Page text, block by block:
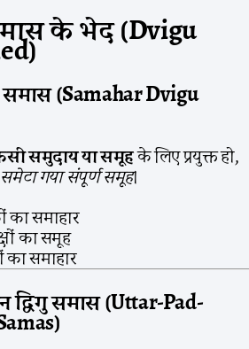
के भेद (Dvigu
समास (Samahar Dvigu
समुदाय या समूहके लिए प्रयुक्त हो,
समेटा गया संपूर्ण समूह।
का समाहार
का समूह
समाहार
द्विगु समास (Uttar-Pad-